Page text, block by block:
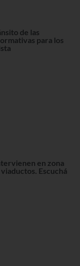
de las
para los
en zona
Escuchá